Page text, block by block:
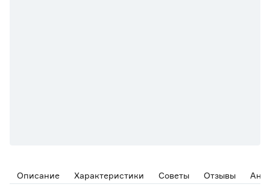
Описание Характеристики Советы Отзывы